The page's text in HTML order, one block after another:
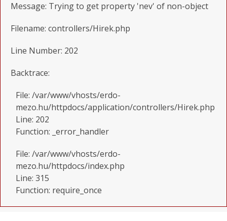
Message: Trying to get property 'nev' of non-object
Filename: controllers/Hirek.php
Line Number: 202
Backtrace:
File: /var/www/vhosts/erdo-
mezo.hu/httpdocs/application/controllers/Hirek.php
Line: 202
Function: _error_handler
File: /var/www/vhosts/erdo-
mezo.hu/httpdocs/index.php
Line: 315
Function: require_once